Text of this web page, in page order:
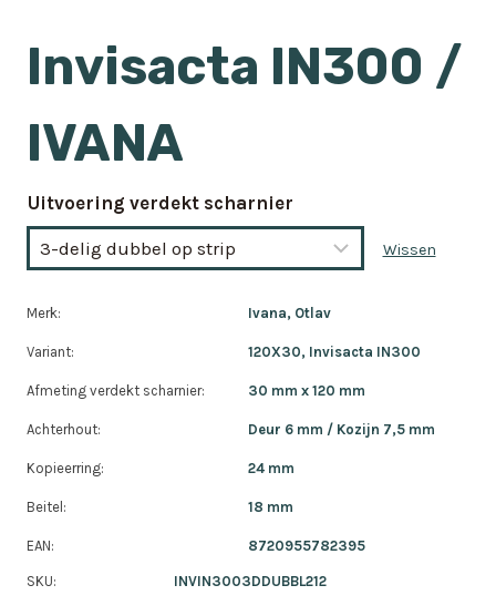
Invisacta IN300 /
IVANA
Uitvoering verdekt scharnier
Wissen
Merk: Ivana, Otlav
Variant: 120X30, Invisacta IN300
Afmeting verdekt scharnier: 30 mm x 120 mm
Achterhout: Deur 6 mm / Kozijn 7,5 mm
Kopieerring: 24 mm
Beitel: 18 mm
EAN: 8720955782395
SKU: INVIN3003DDUBBL212